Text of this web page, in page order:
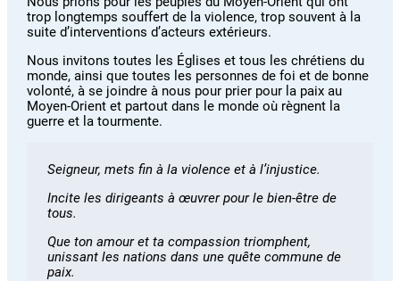
trop longtemps souffert de la violence, trop souvent à la
suite d’interventions d’acteurs extérieurs.
Nous invitons toutes les Églises et tous les chrétiens du
monde, ainsi que toutes les personnes de foi et de bonne
volonté, à se joindre à nous pour prier pour la paix au
Moyen-Orient et partout dans le monde où règnent la
guerre et la tourmente.
Seigneur, mets fin à la violence et à l’injustice.
Incite les dirigeants à œuvrer pour le bien-être de
tous.
Que ton amour et ta compassion triomphent,
unissant les nations dans une quête commune de
paix.